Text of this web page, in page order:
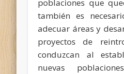
poblaciones que
también es
adecuar áreas y
proyectos de
conduzcan al
nuevas